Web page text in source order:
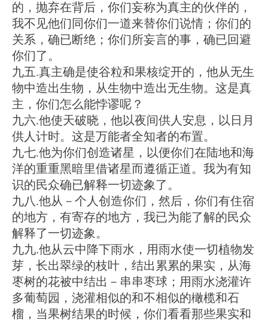
的，抛弃在背后，你们妄称为真主的伙伴的，
我不见他们同你们一道来替你们说情；你们的
关系，确已断绝；你们所妄言的事，确已回避
你们了。
九五.真主确是使谷粒和果核绽开的，他从无生
物中造出生物，从生物中造出无生物。这是真
主，你们怎么能悖谬呢？
九六.他使天破晓，他以夜间供人安息，以日月
供人计时。这是万能者全知者的布置。
九七.他为你们创造诸星，以便你们在陆地和海
洋的重重黑暗里借诸星而遵循正道。我为有知
识的民众确已解释一切迹象了。
九八.他从－个人创造你们，然后，你们有住宿
的地方，有寄存的地方，我已为能了解的民众
解释了一切迹象。
九九.他从云中降下雨水，用雨水使一切植物发
芽，长出翠绿的枝叶，结出累累的果实，从海
枣树的花被中结出－串串枣球；用雨水浇灌许
多葡萄园，浇灌相似的和不相似的橄榄和石
榴，当果树结果的时候，你们看看那些果实和